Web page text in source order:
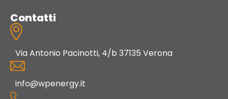
Contatti
Via Antonio Pacinotti, 4/b 37135 Verona
info@wpenergy.it